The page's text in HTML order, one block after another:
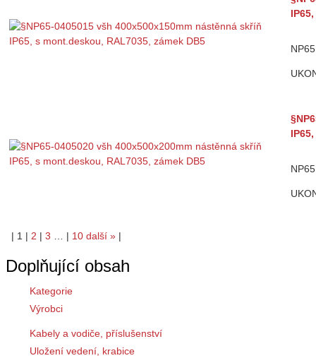
| 1 | 2 | 3 | 10 další » |
Doplňující obsah
Kategorie
Výrobci
Kabely a vodiče, příslušenství
Uložení vedení, krabice